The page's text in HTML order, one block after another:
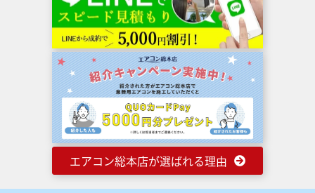
エアコン総本店が選ばれる理由